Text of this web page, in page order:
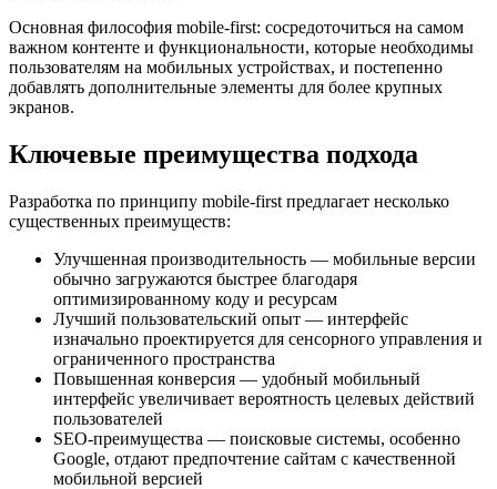
Основная философия mobile-first: сосредоточиться на самом
важном контенте и функциональности, которые необходимы
пользователям на мобильных устройствах, и постепенно
добавлять дополнительные элементы для более крупных
экранов.
Ключевые преимущества подхода
Разработка по принципу mobile-first предлагает несколько
существенных преимуществ:
Улучшенная производительность — мобильные версии
обычно загружаются быстрее благодаря
оптимизированному коду и ресурсам
Лучший пользовательский опыт — интерфейс
изначально проектируется для сенсорного управления и
ограниченного пространства
Повышенная конверсия — удобный мобильный
интерфейс увеличивает вероятность целевых действий
пользователей
SEO-преимущества — поисковые системы, особенно
Google, отдают предпочтение сайтам с качественной
мобильной версией